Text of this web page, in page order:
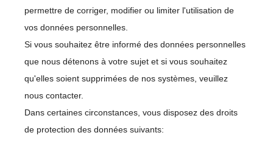
permettre de corriger, modifier ou limiter l'utilisation de
vos données personnelles.
Si vous souhaitez être informé des données personnelles
que nous détenons à votre sujet et si vous souhaitez
qu'elles soient supprimées de nos systèmes, veuillez
nous contacter.
Dans certaines circonstances, vous disposez des droits
de protection des données suivants: